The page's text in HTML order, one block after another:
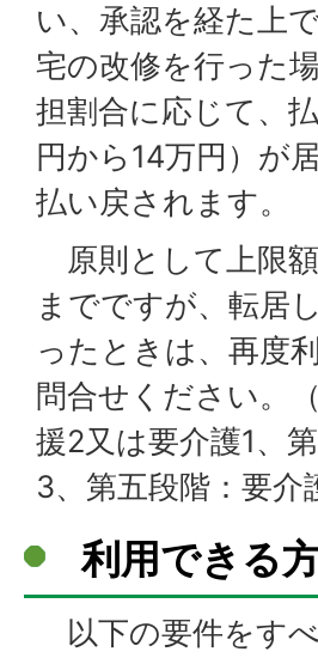
い、承認を経た上
宅の改修を行った
担割合に応じて、
円から14万円）が
払い戻されます。
原則として上限
までですが、転居
ったときは、再度
問合せください。
援2又は要介護1、
3、第五段階：要
利用できる
以下の要件をす